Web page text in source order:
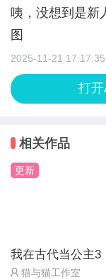
咦，没想到是新
图
2025-11-21 17:17:35
打
相关作品
更新
我在古代当公主3
猫与猫工作室